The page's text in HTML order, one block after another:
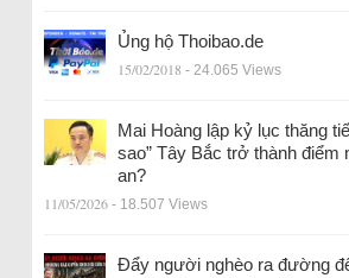
Ủng hộ Thoibao.de
15/02/2018 - 24.065 Views
Mai Hoàng lập kỷ lục thăng
sao” Tây Bắc trở thành điểm
an?
11/05/2026 - 18.507 Views
Đẩy người nghèo ra đường